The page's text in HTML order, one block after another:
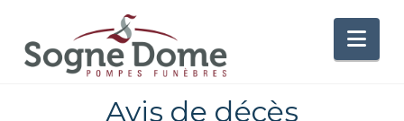
Avis de décès